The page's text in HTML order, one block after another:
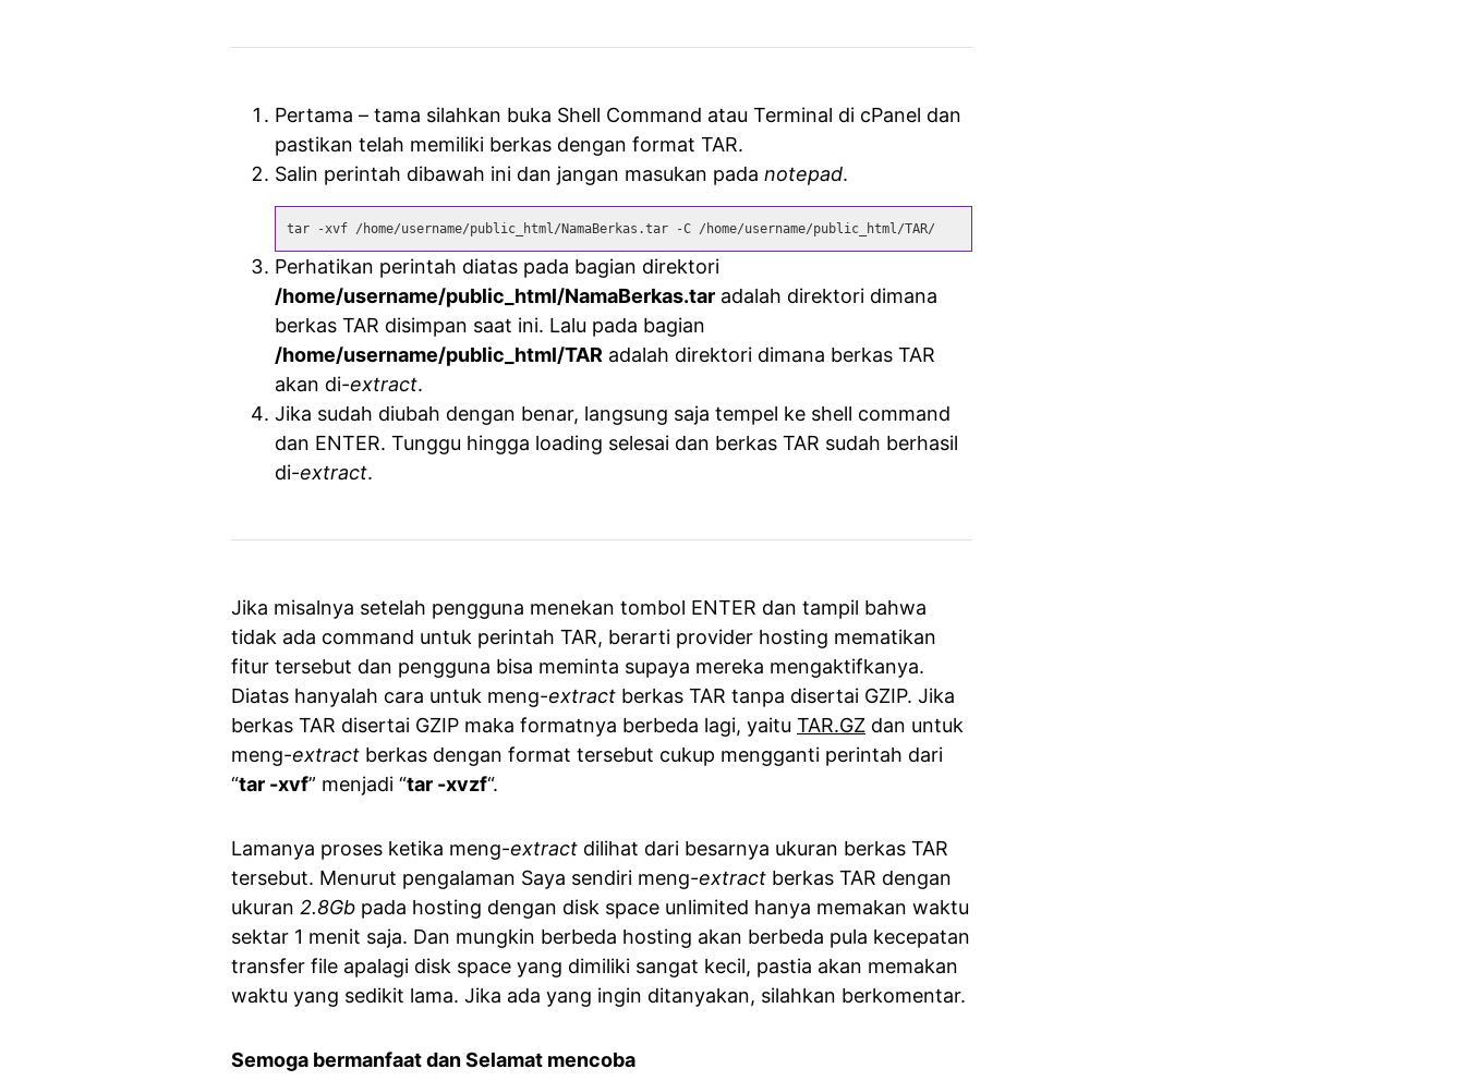
Pertama – tama silahkan buka Shell Command atau Terminal di cPanel dan
pastikan telah memiliki berkas dengan format TAR.
Salin perintah dibawah ini dan jangan masukan pada notepad.
tar -xvf /home/username/public_html/NamaBerkas.tar -C /home/username/public_html/TAR/
Perhatikan perintah diatas pada bagian direktori
/home/username/public_html/NamaBerkas.tar adalah direktori dimana
berkas TAR disimpan saat ini. Lalu pada bagian
/home/username/public_html/TAR adalah direktori dimana berkas TAR
akan di-extract.
Jika sudah diubah dengan benar, langsung saja tempel ke shell command
dan ENTER. Tunggu hingga loading selesai dan berkas TAR sudah berhasil
di-extract.
Jika misalnya setelah pengguna menekan tombol ENTER dan tampil bahwa
tidak ada command untuk perintah TAR, berarti provider hosting mematikan
fitur tersebut dan pengguna bisa meminta supaya mereka mengaktifkanya.
Diatas hanyalah cara untuk meng-extract berkas TAR tanpa disertai GZIP. Jika
berkas TAR disertai GZIP maka formatnya berbeda lagi, yaitu TAR.GZ dan untuk
meng-extract berkas dengan format tersebut cukup mengganti perintah dari
“tar -xvf” menjadi “tar -xvzf“.
Lamanya proses ketika meng-extract dilihat dari besarnya ukuran berkas TAR
tersebut. Menurut pengalaman Saya sendiri meng-extract berkas TAR dengan
ukuran 2.8Gb pada hosting dengan disk space unlimited hanya memakan waktu
sektar 1 menit saja. Dan mungkin berbeda hosting akan berbeda pula kecepatan
transfer file apalagi disk space yang dimiliki sangat kecil, pastia akan memakan
waktu yang sedikit lama. Jika ada yang ingin ditanyakan, silahkan berkomentar.
Semoga bermanfaat dan Selamat mencoba